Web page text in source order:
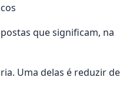
que significam, na
Uma delas é reduzir de